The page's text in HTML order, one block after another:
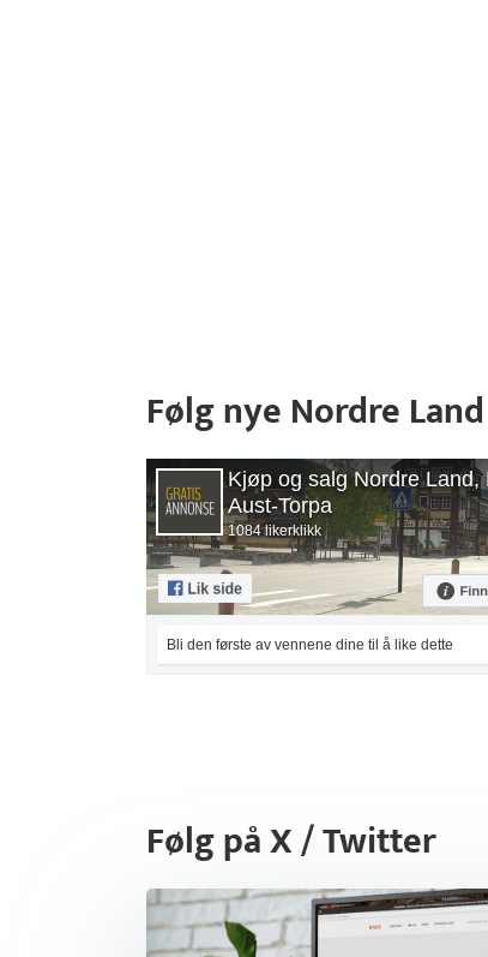
Følg nye Nordre
Kjøp og salg Nordre Land,
Aust-Torpa
1084 likerklikk
Bli den første av vennene dine til å like dette
Følg på X / Twitter